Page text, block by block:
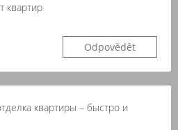
квартир
Odpovědět
квартиры – быстро и